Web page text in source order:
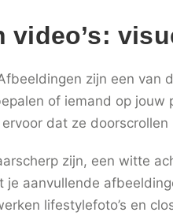
video’s:
zijn een van
of iemand op
dat ze
zijn, een witte
je aanvullende
lifestylefoto’s en